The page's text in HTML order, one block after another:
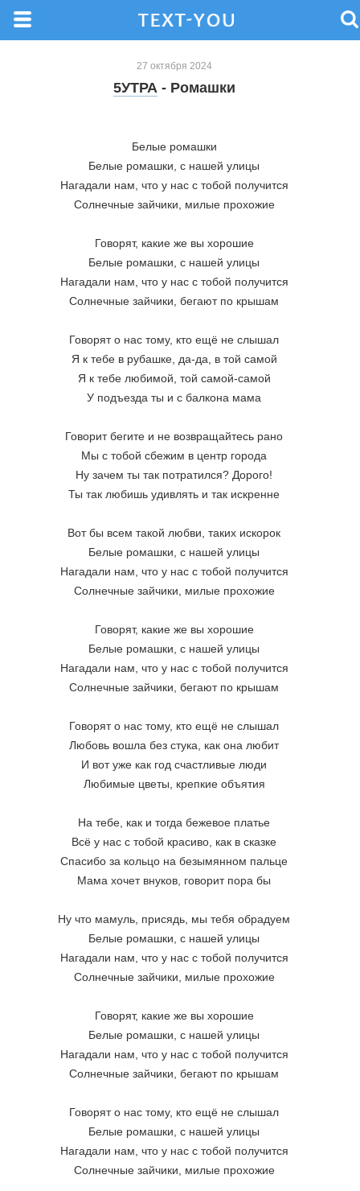
27 октября 2024
5УТРА- Ромашки
Белые ромашки
Белые ромашки, с нашей улицы
Нагадали нам, что у нас с тобой получится
Солнечные зайчики, милые прохожие
Говорят, какие же вы хорошие
Белые ромашки, с нашей улицы
Нагадали нам, что у нас с тобой получится
Солнечные зайчики, бегают по крышам
Говорят о нас тому, кто ещё не слышал
Я к тебе в рубашке, да-да, в той самой
Я к тебе любимой, той самой-самой
У подъезда ты и с балкона мама
Говорит бегите и не возвращайтесь рано
Мы с тобой сбежим в центр города
Ну зачем ты так потратился? Дорого!
Ты так любишь удивлять и так искренне
Вот бы всем такой любви, таких искорок
Белые ромашки, с нашей улицы
Нагадали нам, что у нас с тобой получится
Солнечные зайчики, милые прохожие
Говорят, какие же вы хорошие
Белые ромашки, с нашей улицы
Нагадали нам, что у нас с тобой получится
Солнечные зайчики, бегают по крышам
Говорят о нас тому, кто ещё не слышал
Любовь вошла без стука, как она любит
И вот уже как год счастливые люди
Любимые цветы, крепкие объятия
На тебе, как и тогда бежевое платье
Всё у нас с тобой красиво, как в сказке
Спасибо за кольцо на безымянном пальце
Мама хочет внуков, говорит пора бы
Ну что мамуль, присядь, мы тебя обрадуем
Белые ромашки, с нашей улицы
Нагадали нам, что у нас с тобой получится
Солнечные зайчики, милые прохожие
Говорят, какие же вы хорошие
Белые ромашки, с нашей улицы
Нагадали нам, что у нас с тобой получится
Солнечные зайчики, бегают по крышам
Говорят о нас тому, кто ещё не слышал
Белые ромашки, с нашей улицы
Нагадали нам, что у нас с тобой получится
Солнечные зайчики, милые прохожие